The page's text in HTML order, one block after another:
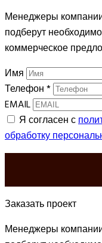
Менеджеры
подберут
коммерческое
Имя
Телефон*
EMAIL
Я согласен с
обработку
Заказать проект
Менеджеры